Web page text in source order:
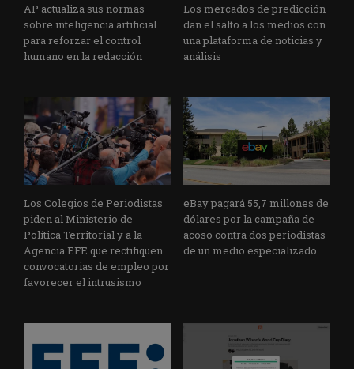
AP actualiza sus normas
sobre inteligencia artificial
para reforzar el control
humano en la redacción
Los mercados de predicción
dan el salto a los medios con
una plataforma de noticias y
análisis
Los Colegios de Periodistas
piden al Ministerio de
Política Territorial y a la
Agencia EFE que rectifiquen
convocatorias de empleo por
favorecer el intrusismo
eBay pagará 55,7 millones de
dólares por la campaña de
acoso contra dos periodistas
de un medio especializado